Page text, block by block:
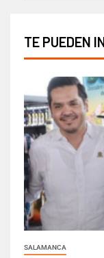
TE PUEDEN
SALAMANCA